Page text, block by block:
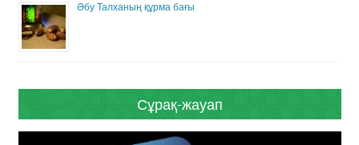
Әбу Талханың құрма бағы
Сұрақ-жауап